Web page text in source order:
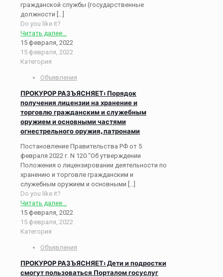
гражданской службы (государственные
должности
Do you like it?
Читать далее...
15 февраля, 2022
15 февраля, 2022
Категория
Объявления
ПРОКУРОР РАЗЪЯСНЯЕТ: Порядок
получения лицензии на хранение и
торговлю гражданским и служебным
оружием и основными частями
огнестрельного оружия, патронами
Постановление Правительства РФ от 5
февраля 2022 г. N 120 “Об утверждении
Положения о лицензировании деятельности по
хранению и торговле гражданским и
служебным оружием и основными
Do you like it?
Читать далее...
15 февраля, 2022
15 февраля, 2022
Категория
Объявления
ПРОКУРОР РАЗЪЯСНЯЕТ: Дети и подростки
смогут пользоваться Порталом госуслуг